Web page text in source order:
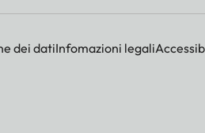
dei datiInfomazioni legali